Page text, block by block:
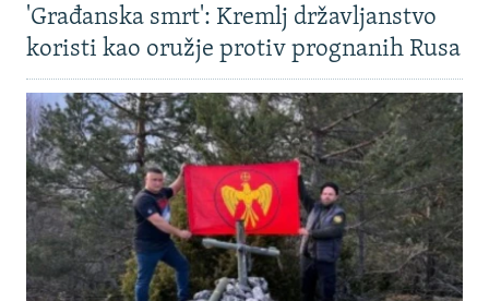
'Građanska smrt': Kremlj državljanstvo
koristi kao oružje protiv prognanih Rusa